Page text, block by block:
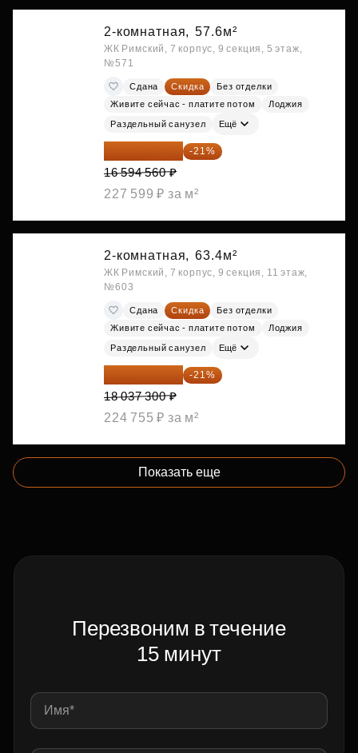
2-комнатная, 57.6м²
ЖК Римский, 7 корпус, 9 секция, 5 этаж,
№571
Сдана Скидка
Без отделки
Живите сейчас - платите потом
Лоджия
Раздельный санузел Ещё
13 109 702 ₽ -21%
16 594 560 ₽
227 599 ₽ за м²
2-комнатная, 63.4м²
ЖК Римский, 7 корпус, 9 секция, 11 этаж,
№603
Сдана Скидка
Без отделки
Живите сейчас - платите потом
Лоджия
Раздельный санузел Ещё
14 249 467 ₽ -21%
18 037 300 ₽
224 755 ₽ за м²
Показать еще
Перезвоним в течение
15 минут